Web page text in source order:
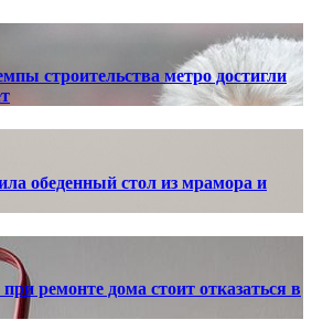
строительства метро достигли
обеденный стол из мрамора и
ремонте дома стоит отказаться в